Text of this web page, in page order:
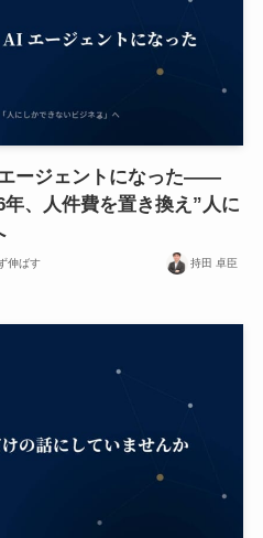
ージェントになった——
年、人件費を置き換え”人に
伸ばす 持田 卓臣